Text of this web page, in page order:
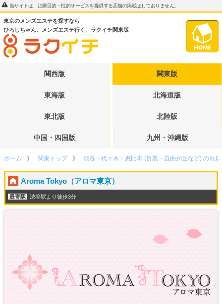
当サイトは、治療目的・性的サービスを提供する店舗の掲載はしておりません。
東京のメンズエステを探すなら
ひろしちゃん、メンズエステ行く。ラクイチ関東版
関西版 関東版
東海版 北海道版
東北版 北陸版
中国・四国版 九州・沖縄版
ホーム 関東トップ 渋谷・代々木・恵比寿 (目黒・自由が丘など) のお
Aroma Tokyo（アロマ東京）
最寄駅 渋谷駅より徒歩3分